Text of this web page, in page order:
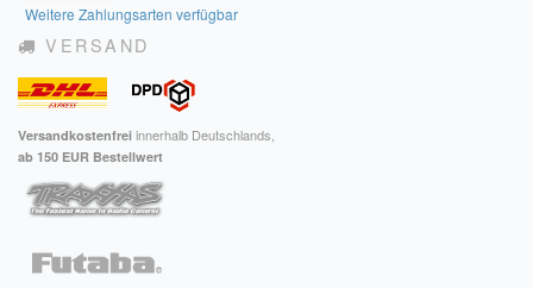
Weitere Zahlungsarten verfügbar
VERSAND
Versandkostenfrei innerhalb Deutschlands,
ab 150 EUR Bestellwert